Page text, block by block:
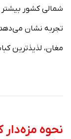
شمالی کشور بیشتر
تجربه نشان
مغان، لذیذترین
نحوه